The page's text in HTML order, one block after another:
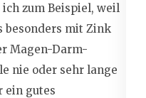
zum Beispiel, weil
besonders mit Zink
Magen-Darm-
nie oder sehr lange
ein gutes